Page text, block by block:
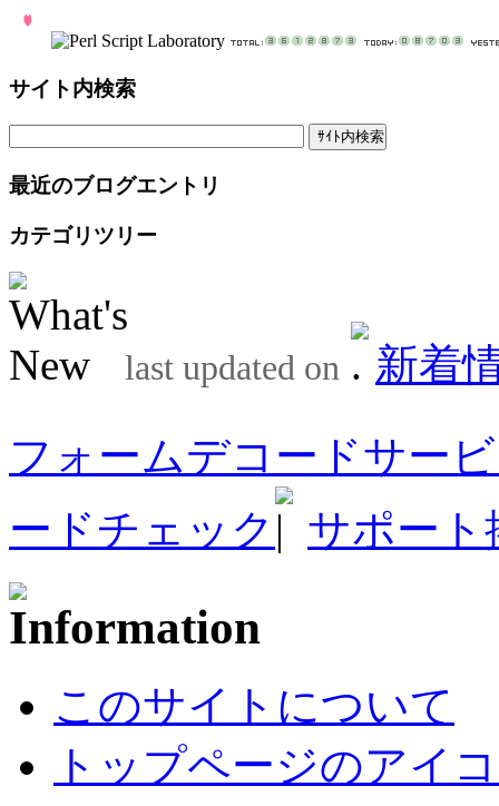
サイト内検索
最近のブログエントリ
カテゴリツリー
last updated on
新着
フォームデコードサー
ードチェック
サポート
このサイトについて
トップページのアイ